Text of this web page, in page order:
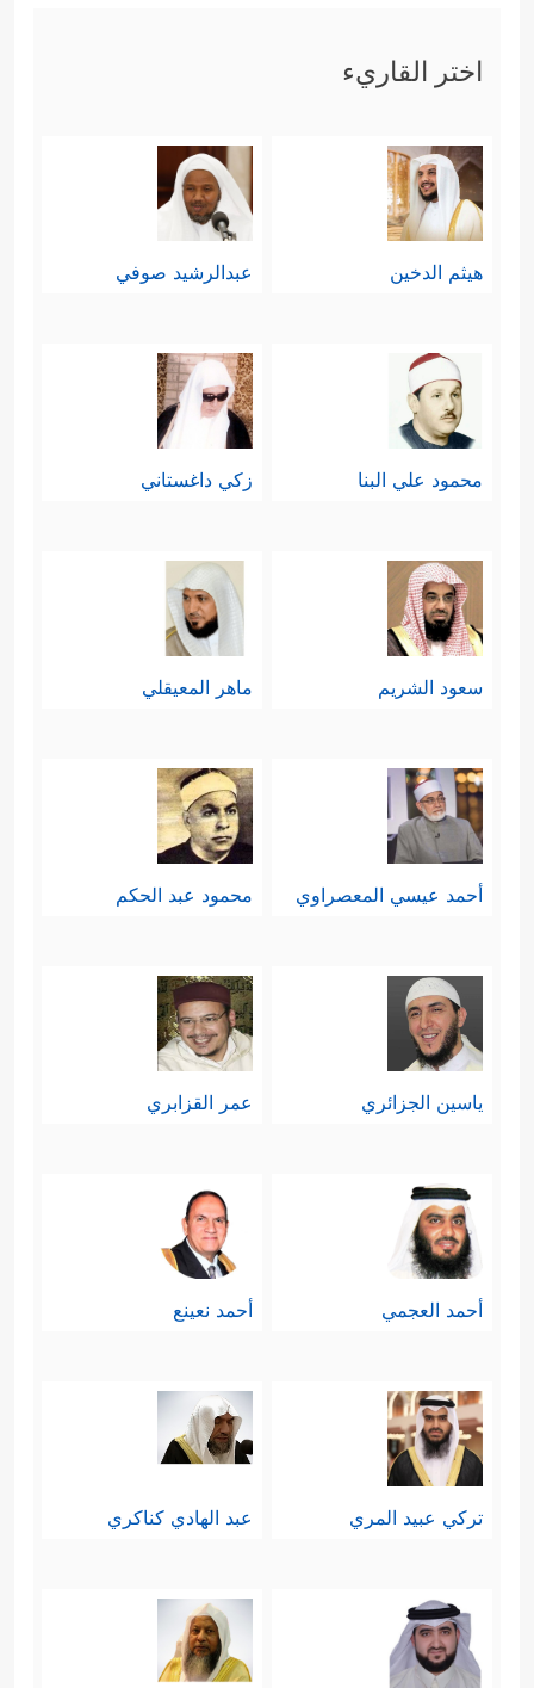
اختر القاريء
هيثم الدخين عبدالرشيد صوفي
محمود علي البنا زكي داغستاني
سعود الشريم ماهر المعيقلي
أحمد عيسي المعصراوي محمود عبد الحكم
ياسين الجزائري عمر القزابري
أحمد العجمي أحمد نعينع
تركي عبيد المري عبد الهادي كناكري